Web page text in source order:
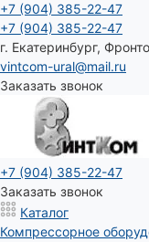
+7 (904) 385-22-47
+7 (904) 385-22-47
г. Екатеринбург,
vintcom-ural@mail.ru
Заказать звонок
+7 (904) 385-22-47
Заказать звонок
Каталог
Компрессорное